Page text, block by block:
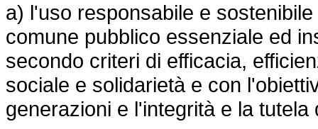
a) l'uso responsabile e
comune pubblico essenziale ed
secondo criteri di efficacia,
sociale e solidarietà e con
generazioni e l'integrità e la